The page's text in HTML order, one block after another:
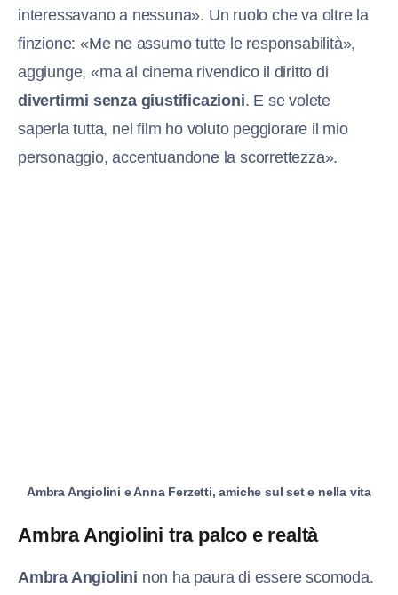
interessavano a nessuna». Un ruolo che va oltre la
finzione: «Me ne assumo tutte le responsabilità»,
aggiunge, «ma al cinema rivendico il diritto di
divertirmi senza giustificazioni. E se volete
saperla tutta, nel film ho voluto peggiorare il mio
personaggio, accentuandone la scorrettezza».
Ambra Angiolini e Anna Ferzetti, amiche sul set e nella vita
Ambra Angiolini tra palco e realtà
Ambra Angiolini non ha paura di essere scomoda.